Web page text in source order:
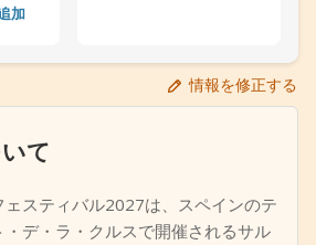
加
情報を修正する
て
スティバル2027は、スペインのテ
デ・ラ・クルスで開催されるサル